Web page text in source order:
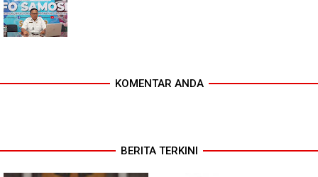
KOMENTAR ANDA
BERITA TERKINI